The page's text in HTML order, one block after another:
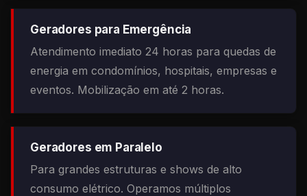
Geradores para Emergência
Atendimento imediato 24 horas para quedas de
energia em condomínios, hospitais, empresas e
eventos. Mobilização em até 2 horas.
Geradores em Paralelo
Para grandes estruturas e shows de alto
consumo elétrico. Operamos múltiplos